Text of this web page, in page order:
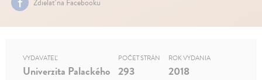
Zdielať na Facebooku
VYDAVATEĽ
Univerzita Palackého
POČET STRÁN
293
ROK VYDANIA
2018